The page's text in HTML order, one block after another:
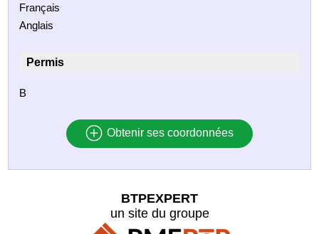
Français
Anglais
Permis
B
Obtenir ses coordonnées
BTPEXPERT
un site du groupe